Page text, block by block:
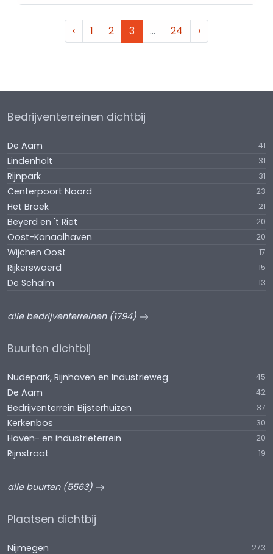
‹ 1 2 3 … 24 ›
Bedrijventerreinen dichtbij
De Aam 41
Lindenholt 31
Rijnpark 31
Centerpoort Noord 23
Het Broek 21
Beyerd en 't Riet 20
Oost-Kanaalhaven 20
Wijchen Oost 17
Rijkerswoerd 15
De Schalm 13
alle bedrijventerreinen (1794)
Buurten dichtbij
Nudepark, Rijnhaven en Industrieweg 45
De Aam 42
Bedrijventerrein Bijsterhuizen 37
Kerkenbos 30
Haven- en industrieterrein 20
Rijnstraat 19
alle buurten (5563)
Plaatsen dichtbij
Nijmegen 273